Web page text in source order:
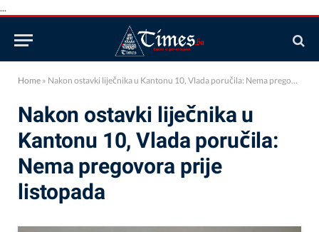
...
Home » Nakon ostavki liječnika u Kantonu 10, Vlada poručila: Nema pregovora prije listopada
Nakon ostavki liječnika u
Kantonu 10, Vlada poručila:
Nema pregovora prije
listopada